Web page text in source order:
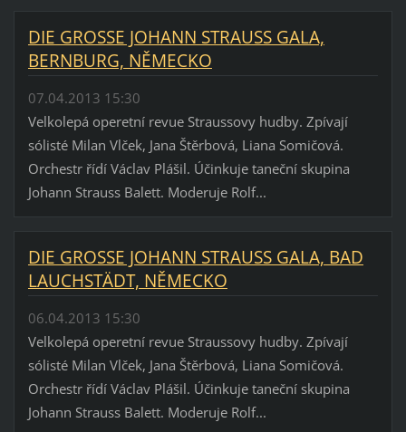
DIE GROSSE JOHANN STRAUSS GALA,
BERNBURG, NĚMECKO
07.04.2013 15:30
Velkolepá operetní revue Straussovy hudby. Zpívají
sólisté Milan Vlček, Jana Štěrbová, Liana Somičová.
Orchestr řídí Václav Plášil. Účinkuje taneční skupina
Johann Strauss Balett. Moderuje Rolf...
DIE GROSSE JOHANN STRAUSS GALA, BAD
LAUCHSTÄDT, NĚMECKO
06.04.2013 15:30
Velkolepá operetní revue Straussovy hudby. Zpívají
sólisté Milan Vlček, Jana Štěrbová, Liana Somičová.
Orchestr řídí Václav Plášil. Účinkuje taneční skupina
Johann Strauss Balett. Moderuje Rolf...